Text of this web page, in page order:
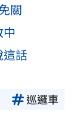
關
這話
巡邏車